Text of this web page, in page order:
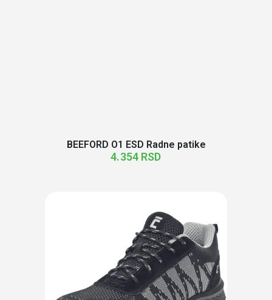
BEEFORD O1 ESD Radne patike
4.354 RSD